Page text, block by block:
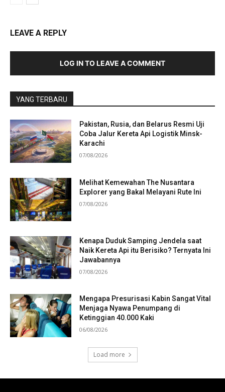
LEAVE A REPLY
LOG IN TO LEAVE A COMMENT
YANG TERBARU
Pakistan, Rusia, dan Belarus Resmi Uji
Coba Jalur Kereta Api Logistik Minsk-
Karachi
07/08/2026
Melihat Kemewahan The Nusantara
Explorer yang Bakal Melayani Rute Ini
07/08/2026
Kenapa Duduk Samping Jendela saat
Naik Kereta Api itu Berisiko? Ternyata Ini
Jawabannya
07/08/2026
Mengapa Presurisasi Kabin Sangat Vital
Menjaga Nyawa Penumpang di
Ketinggian 40.000 Kaki
06/08/2026
Load more